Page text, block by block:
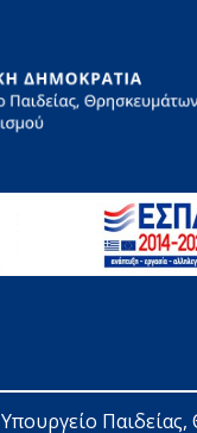
Υπουργείο